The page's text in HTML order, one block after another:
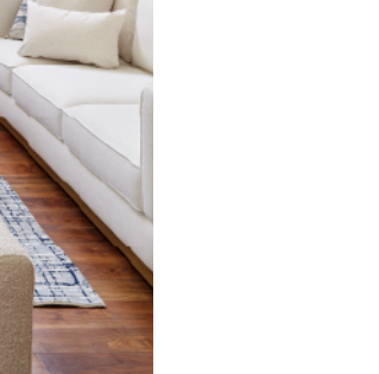
Sus distintas combinaciones de
negro con cristal aporta una
mientras que el aluminio
contemporáneos y luminosos.
más opciones para personalizar la
vida.
y coherencia, permitiendo que
reunión que se alarga sin planes.